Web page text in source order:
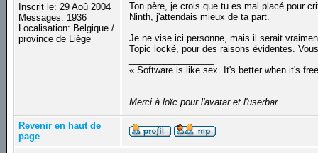
Inscrit le: 29 Aoû 2004
Messages: 1936
Localisation: Belgique /
province de Liège
Ton père, je crois que tu es mal placé pour
Ninth, j'attendais mieux de ta part.
Je ne vise ici personne, mais il serait
Topic locké, pour des raisons évidentes.
« Software is like sex. It's better when it's
Merci à loïc pour l'avatar et l'userbar
Revenir en haut de
page